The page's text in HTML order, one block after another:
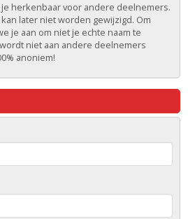
herkenbaar voor andere deelnemers.
later niet worden gewijzigd. Om
je aan om niet je echte naam te
niet aan andere deelnemers
anoniem!